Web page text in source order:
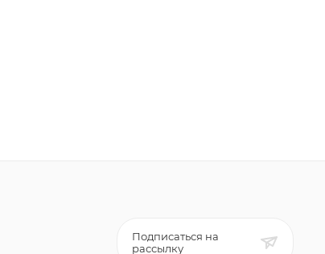
Подписаться на
рассылку